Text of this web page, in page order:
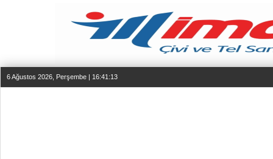
6 Ağustos 2026, Perşembe | 16:41:13